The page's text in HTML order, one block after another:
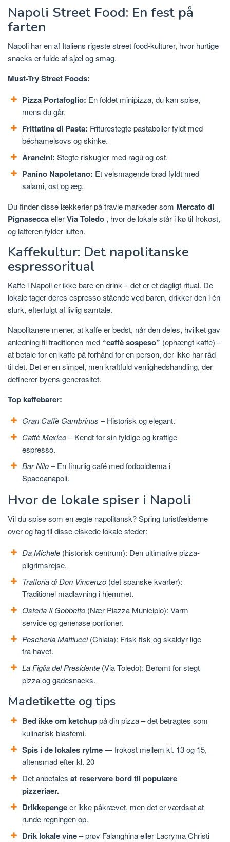
Napoli Street Food: En fest på
farten
Napoli har en af ​​Italiens rigeste street food-kulturer, hvor hurtige
snacks er fulde af sjæl og smag.
Must-Try Street Foods:
Pizza Portafoglio: En foldet minipizza, du kan spise,
mens du går.
Frittatina di Pasta: Friturestegte pastaboller fyldt med
béchamelsovs og skinke.
Arancini: Stegte riskugler med ragù og ost.
Panino Napoletano: Et velsmagende brød fyldt med
salami, ost og æg.
Du finder disse lækkerier på travle markeder som Mercato di
PignaseccaellerVia Toledo , hvor de lokale står i kø til frokost,
og latteren fylder luften.
Kaffekultur: Det napolitanske
espressoritual
Kaffe i Napoli er ikke bare en drink – det er et dagligt ritual. De
lokale tager deres espresso stående ved baren, drikker den i én
slurk, efterfulgt af livlig samtale.
Napolitanere mener, at kaffe er bedst, når den deles, hvilket gav
anledning til traditionen med “caffè sospeso” (ophængt kaffe) –
at betale for en kaffe på forhånd for en person, der ikke har råd
til det. Det er en simpel, men kraftfuld venlighedshandling, der
definerer byens generøsitet.
Top kaffebarer:
Gran Caffè Gambrinus – Historisk og elegant.
Caffè Mexico– Kendt for sin fyldige og kraftige
espresso.
Bar Nilo– En finurlig café med fodboldtema i
Spaccanapoli.
Hvor de lokale spiser i Napoli
Vil du spise som en ægte napolitansk? Spring turistfælderne
over og tag til disse elskede lokale steder:
Da Michele (historisk centrum): Den ultimative pizza-
pilgrimsrejse.
Trattoria di Don Vincenzo (det spanske kvarter):
Traditionel madlavning i hjemmet.
Osteria Il Gobbetto (Nær Piazza Municipio): Varm
service og generøse portioner.
Pescheria Mattiucci(Chiaia): Frisk fisk og skaldyr lige
fra havet.
La Figlia del Presidente (Via Toledo): Berømt for stegt
pizza og gadesnacks.
Madetikette og tips
Bed ikke om ketchuppå din pizza – det betragtes som
kulinarisk blasfemi.
Spis i de lokales rytme— frokost mellem kl. 13 og 15,
aftensmad efter kl. 20
Det anbefales at reservere bord til populære
pizzeriaer.
Drikkepengeer ikke påkrævet, men det er værdsat at
runde regningen op.
Drik lokale vine– prøv Falanghina eller Lacryma Christi